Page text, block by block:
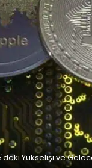
Yükselişi ve